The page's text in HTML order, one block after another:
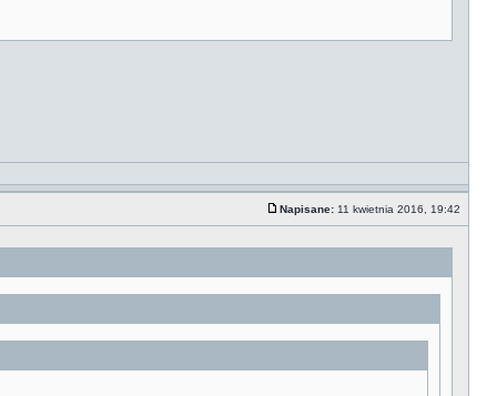
Napisane: 11 kwietnia 2016, 19:42